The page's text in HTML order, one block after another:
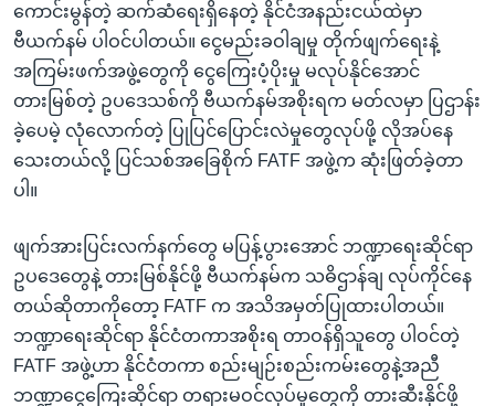
ကောင်းမွန်တဲ့ ဆက်ဆံရေးရှိနေတဲ့ နိုင်ငံအနည်းငယ်ထဲမှာ
ဗီယက်နမ် ပါဝင်ပါတယ်။ ငွေမည်းခဝါချမှု တိုက်ဖျက်ရေးနဲ့
အကြမ်းဖက်အဖွဲ့တွေကို ငွေကြေးပံ့ပိုးမှု မလုပ်နိုင်အောင်
တားမြစ်တဲ့ ဥပဒေသစ်ကို ဗီယက်နမ်အစိုးရက မတ်လမှာ ပြဌာန်း
ခဲ့ပေမဲ့ လုံလောက်တဲ့ ပြုပြင်ပြောင်းလဲမှုတွေလုပ်ဖို့ လိုအပ်နေ
သေးတယ်လို့ ပြင်သစ်အခြေစိုက် FATF အဖွဲ့က ဆုံးဖြတ်ခဲ့တာ
ပါ။
ဖျက်အားပြင်းလက်နက်တွေ မပြန့်ပွားအောင် ဘဏ္ဍာရေးဆိုင်ရာ
ဥပဒေတွေနဲ့ တားမြစ်နိုင်ဖို့ ဗီယက်နမ်က သဓိဌာန်ချ လုပ်ကိုင်နေ
တယ်ဆိုတာကိုတော့ FATF က အသိအမှတ်ပြုထားပါတယ်။
ဘဏ္ဍာရေးဆိုင်ရာ နိုင်ငံတကာအစိုးရ တာဝန်ရှိသူတွေ ပါဝင်တဲ့
FATF အဖွဲ့ဟာ နိုင်ငံတကာ စည်းမျဉ်းစည်းကမ်းတွေနဲ့အညီ
ဘဏ္ဍာငွေကြေးဆိုင်ရာ တရားမဝင်လုပ်မှုတွေကို တားဆီးနိုင်ဖို့